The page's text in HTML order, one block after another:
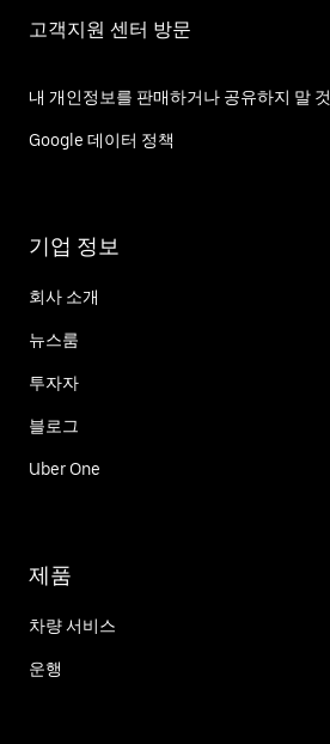
고객지원 센터 방문
내 개인정보를 판매하거나 공유하지 말 것
Google 데이터 정책
기업 정보
회사 소개
뉴스룸
투자자
블로그
Uber One
제품
차량 서비스
운행